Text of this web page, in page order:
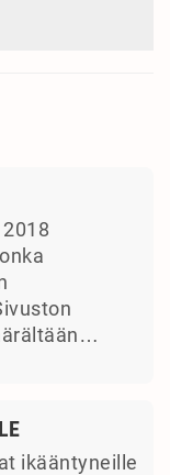
ikääntyneille